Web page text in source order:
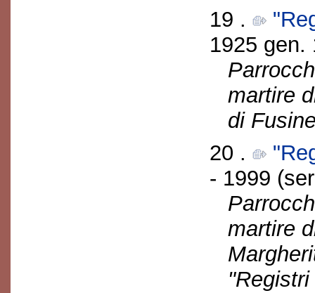
19 .
1925 gen.
martire
di
20 .
- 1999
martire